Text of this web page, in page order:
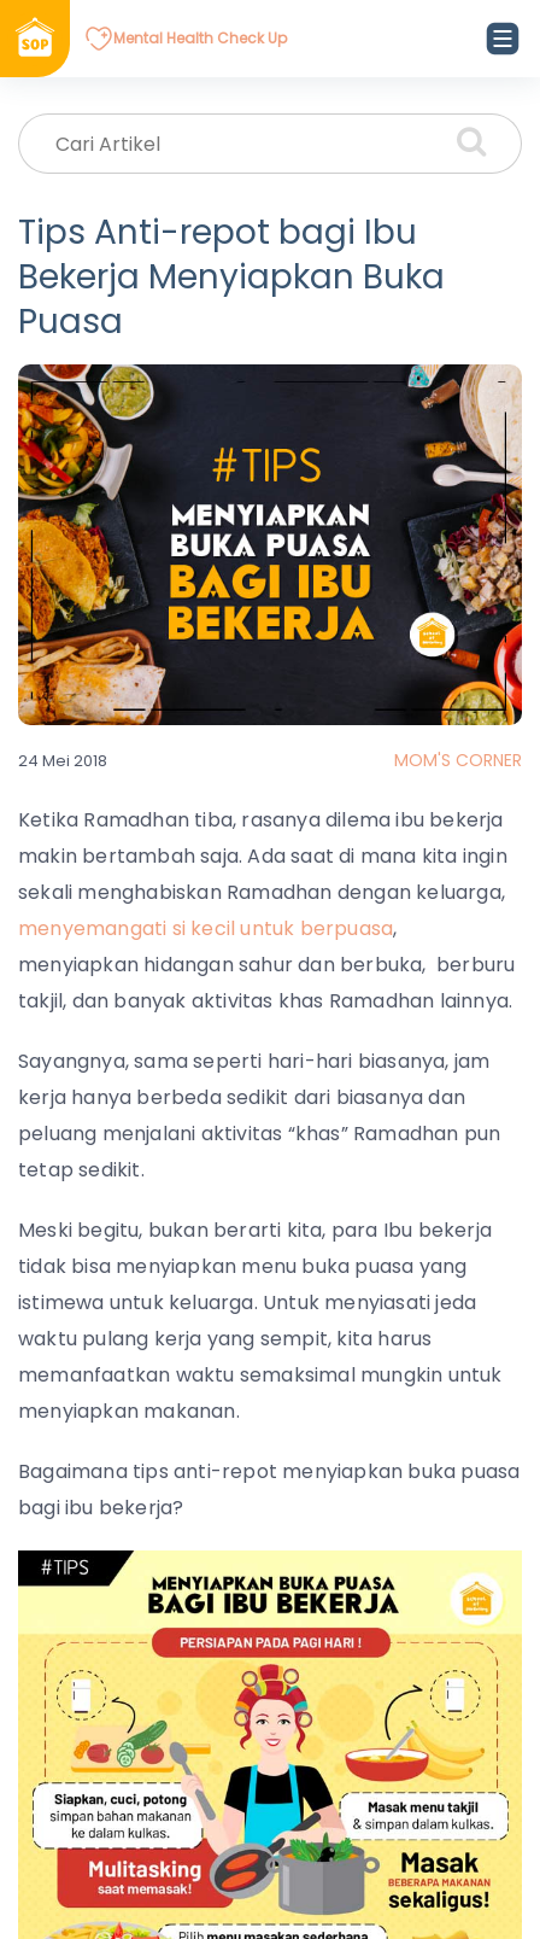
Mental Health Check Up
Tips Anti-repot bagi Ibu
Bekerja Menyiapkan Buka
Puasa
24 Mei 2018 MOM'S CORNER
Ketika Ramadhan tiba, rasanya dilema ibu bekerja
makin bertambah saja. Ada saat di mana kita ingin
sekali menghabiskan Ramadhan dengan keluarga,
menyemangati si kecil untuk berpuasa,
menyiapkan hidangan sahur dan berbuka, berburu
takjil, dan banyak aktivitas khas Ramadhan lainnya.
Sayangnya, sama seperti hari-hari biasanya, jam
kerja hanya berbeda sedikit dari biasanya dan
peluang menjalani aktivitas “khas” Ramadhan pun
tetap sedikit.
Meski begitu, bukan berarti kita, para Ibu bekerja
tidak bisa menyiapkan menu buka puasa yang
istimewa untuk keluarga. Untuk menyiasati jeda
waktu pulang kerja yang sempit, kita harus
memanfaatkan waktu semaksimal mungkin untuk
menyiapkan makanan.
Bagaimana tips anti-repot menyiapkan buka puasa
bagi ibu bekerja?